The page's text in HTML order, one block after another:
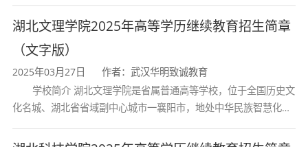
本 余 类：经管...
财务管理
本
业
余
专科起点升本科，科
类：经管
物流管理
专升
2.5
业 专科起点升本科，科
首轮“双一流”成效
湖北文理学院2025年高等学历继续教育招生简章
（文字版）
2025年03月27日
作者：武汉华明致诚教育
学校简介 湖北文理学院是省属普通高等学校，位于全国历史文
化名城、湖北省省域副中心城市一襄阳市，地处中华民族智慧化身
学校、全国普通